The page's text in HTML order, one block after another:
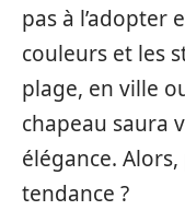
pas à l’adopter
couleurs et les
plage, en ville
chapeau saura
élégance.
tendance ?